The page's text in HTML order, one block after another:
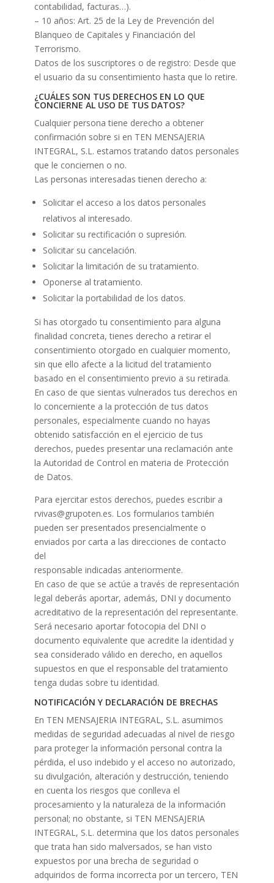
contabilidad, facturas…).
– 10 años: Art. 25 de la Ley de Prevención del
Blanqueo de Capitales y Financiación del
Terrorismo.
Datos de los suscriptores o de registro: Desde que
el usuario da su consentimiento hasta que lo retire.
¿CUÁLES SON TUS DERECHOS EN LO QUE
CONCIERNE AL USO DE TUS DATOS?
Cualquier persona tiene derecho a obtener
confirmación sobre si en TEN MENSAJERIA
INTEGRAL, S.L. estamos tratando datos personales
que le conciernen o no.
Las personas interesadas tienen derecho a:
Solicitar el acceso a los datos personales
relativos al interesado.
Solicitar su rectificación o supresión.
Solicitar su cancelación.
Solicitar la limitación de su tratamiento.
Oponerse al tratamiento.
Solicitar la portabilidad de los datos.
Si has otorgado tu consentimiento para alguna
finalidad concreta, tienes derecho a retirar el
consentimiento otorgado en cualquier momento,
sin que ello afecte a la licitud del tratamiento
basado en el consentimiento previo a su retirada.
En caso de que sientas vulnerados tus derechos en
lo concerniente a la protección de tus datos
personales, especialmente cuando no hayas
obtenido satisfacción en el ejercicio de tus
derechos, puedes presentar una reclamación ante
la Autoridad de Control en materia de Protección
de Datos.
Para ejercitar estos derechos, puedes escribir a
rvivas@grupoten.es. Los formularios también
pueden ser presentados presencialmente o
enviados por carta a las direcciones de contacto
del
responsable indicadas anteriormente.
En caso de que se actúe a través de representación
legal deberás aportar, además, DNI y documento
acreditativo de la representación del representante.
Será necesario aportar fotocopia del DNI o
documento equivalente que acredite la identidad y
sea considerado válido en derecho, en aquellos
supuestos en que el responsable del tratamiento
tenga dudas sobre tu identidad.
NOTIFICACIÓN Y DECLARACIÓN DE BRECHAS
En TEN MENSAJERIA INTEGRAL, S.L. asumimos
medidas de seguridad adecuadas al nivel de riesgo
para proteger la información personal contra la
pérdida, el uso indebido y el acceso no autorizado,
su divulgación, alteración y destrucción, teniendo
en cuenta los riesgos que conlleva el
procesamiento y la naturaleza de la información
personal; no obstante, si TEN MENSAJERIA
INTEGRAL, S.L. determina que los datos personales
que trata han sido malversados, se han visto
expuestos por una brecha de seguridad o
adquiridos de forma incorrecta por un tercero, TEN